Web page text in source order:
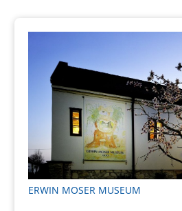
ERWIN MOSER MUSEUM